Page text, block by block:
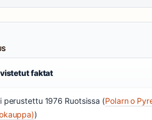
faktat
perustettu 1976 Ruotsissa (Polarn o
)